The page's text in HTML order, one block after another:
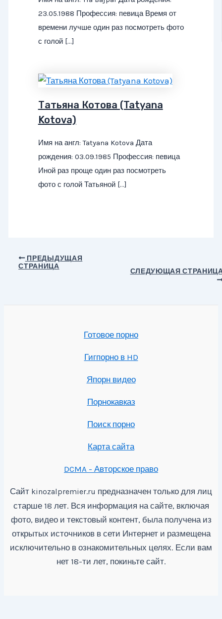
23.05.1988 Профессия: певица Время от
времени лучше один раз посмотреть фото
с голой […]
Татьяна Котова (Tatyana
Kotova)
Имя на англ: Tatyana Kotova Дата
рождения: 03.09.1985 Профессия: певица
Иной раз проще один раз посмотреть
фото с голой Татьяной […]
Навигация
ПРЕДЫДУЩАЯ
СТРАНИЦА
СЛЕДУЮЩАЯ
Готовое порно
Гигпорно в HD
Япорн видео
Порнокавказ
Поиск порно
Карта сайта
DCMA - Авторское право
Сайт kinozalpremier.ru предназначен только для лиц
старше 18 лет. Вся информация на сайте, включая
фото, видео и текстовый контент, была получена из
открытых источников в сети Интернет и размещена
исключительно в ознакомительных целях. Если вам
нет 18-ти лет, покиньте сайт.